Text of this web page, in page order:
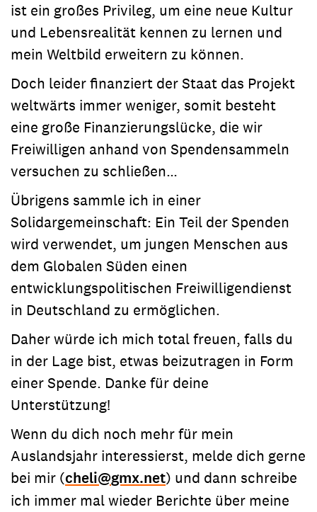
ist ein großes Privileg, um eine neue Kultur
und Lebensrealität kennen zu lernen und
mein Weltbild erweitern zu können.
Doch leider finanziert der Staat das Projekt
weltwärts immer weniger, somit besteht
eine große Finanzierungslücke, die wir
Freiwilligen anhand von Spendensammeln
versuchen zu schließen…
Übrigens sammle ich in einer
Solidargemeinschaft: Ein Teil der Spenden
wird verwendet, um jungen Menschen aus
dem Globalen Süden einen
entwicklungspolitischen Freiwilligendienst
in Deutschland zu ermöglichen.
Daher würde ich mich total freuen, falls du
in der Lage bist, etwas beizutragen in Form
einer Spende. Danke für deine
Unterstützung!
Wenn du dich noch mehr für mein
Auslandsjahr interessierst, melde dich gerne
bei mir (cheli@gmx.net) und dann schreibe
ich immer mal wieder Berichte über meine